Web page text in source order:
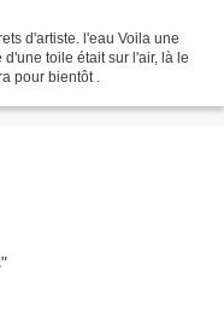
d'artiste. l'eau Voila une
toile était sur l'air, là le
pour bientôt .